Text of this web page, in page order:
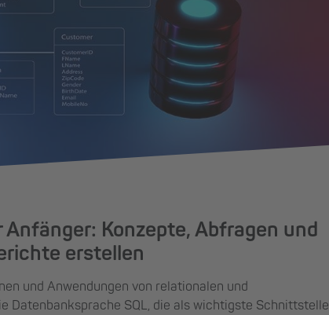
Konzepte, Abfragen und
erstellen
und Anwendungen von relationalen und
Datenbanksprache SQL, die als wichtigste Schnittstelle